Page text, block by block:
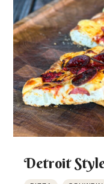
Lexikon
Detroit